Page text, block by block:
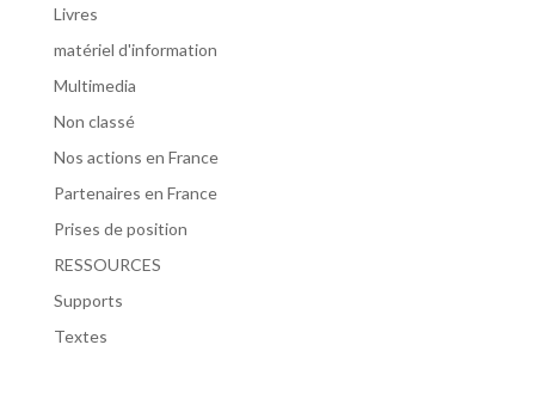
Livres
matériel d'information
Multimedia
Non classé
Nos actions en France
Partenaires en France
Prises de position
RESSOURCES
Supports
Textes